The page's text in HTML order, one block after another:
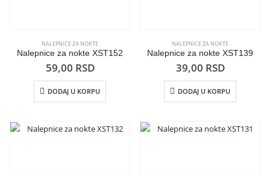
NALEPNICE ZA NOKTE
Nalepnice za nokte XST152
59,00 RSD
DODAJ U KORPU
NALEPNICE ZA NOKTE
Nalepnice za nokte XST139
39,00 RSD
DODAJ U KORPU